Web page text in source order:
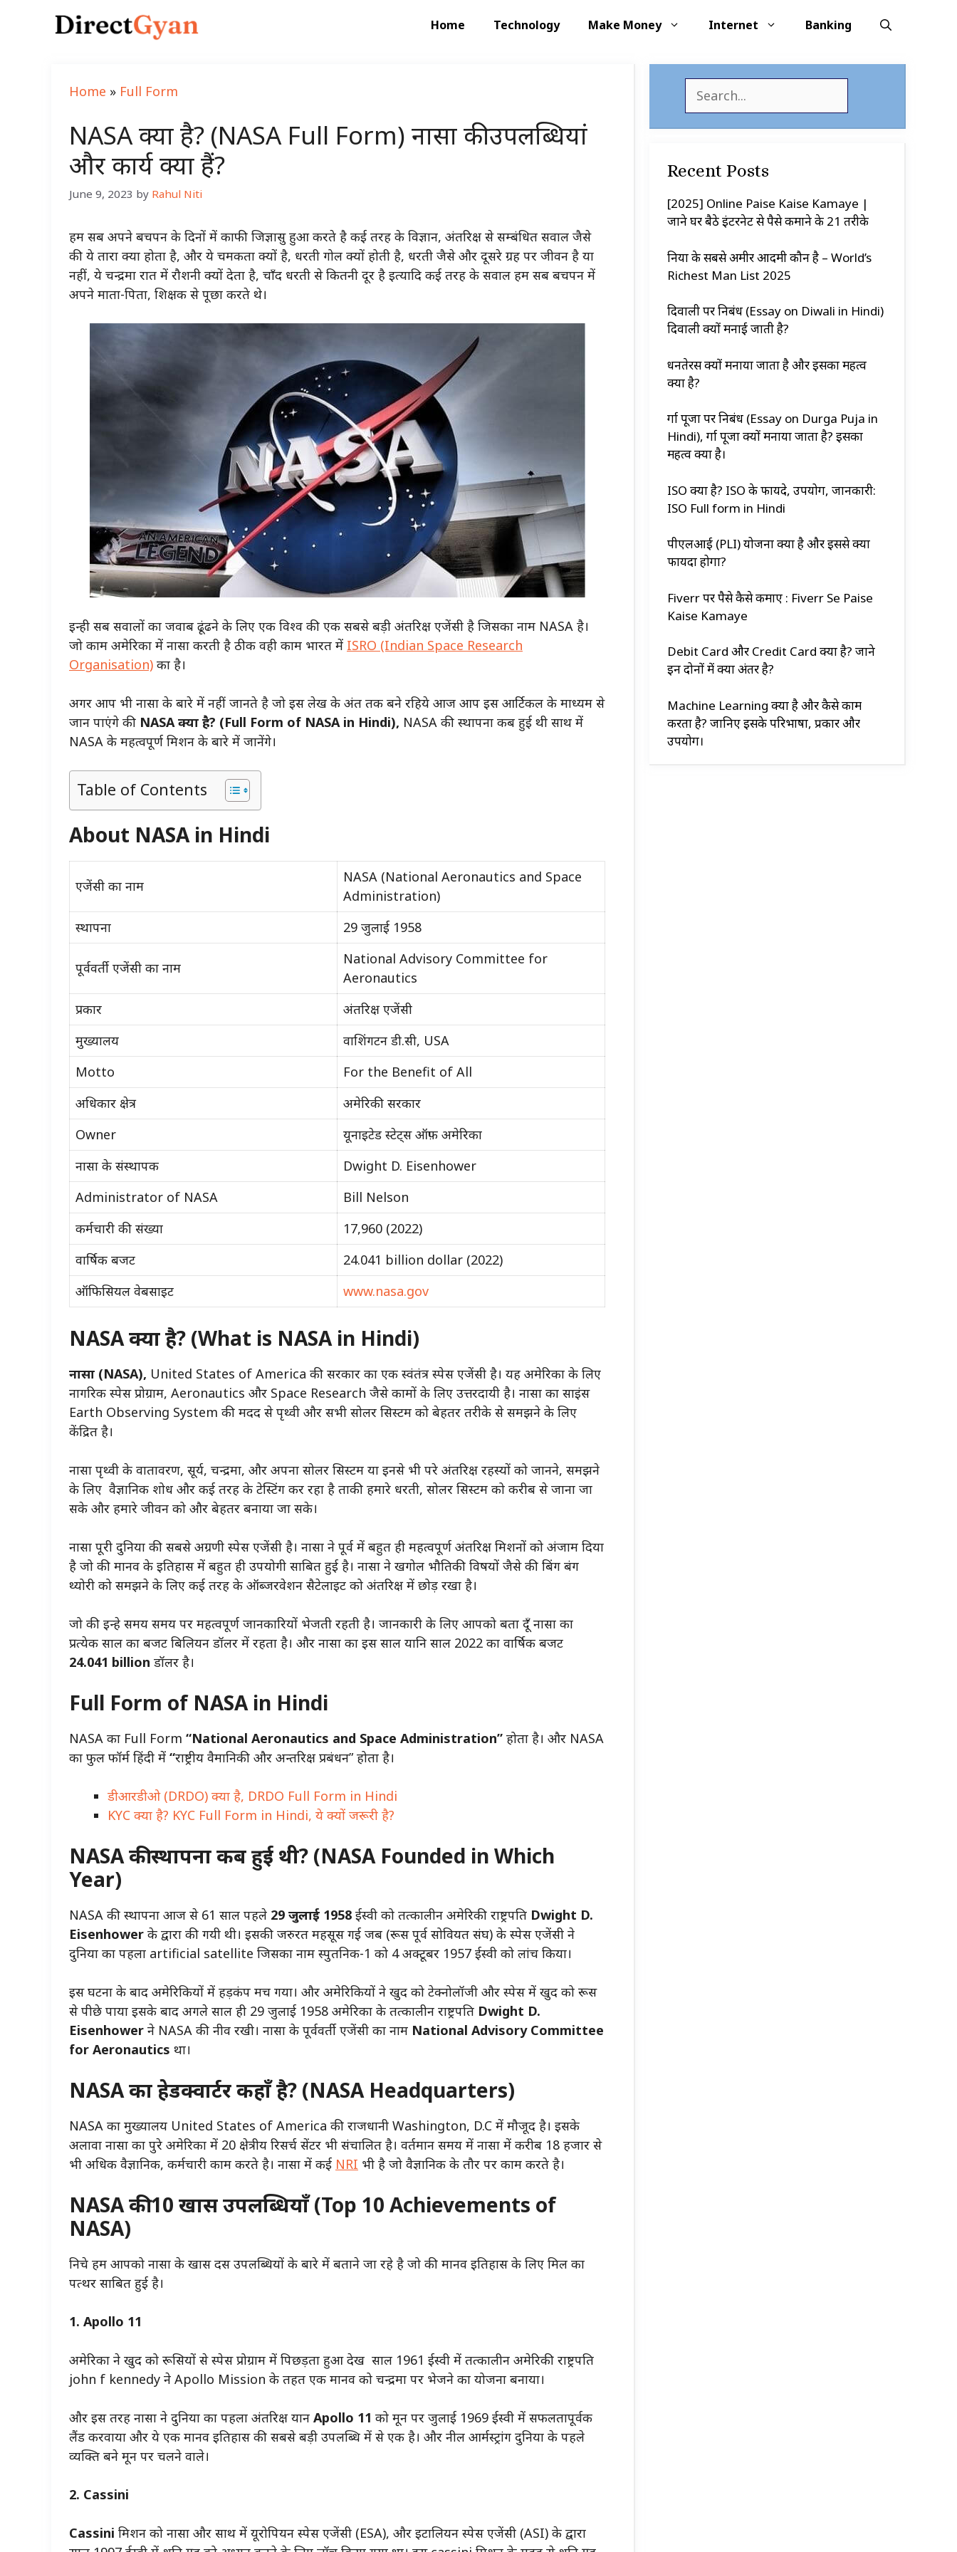
Home Technology Make Money Internet Banking
Home » Full Form
NASA क्या है? (NASA Full Form) नासा की उपलब्धियां
और कार्य क्या हैं?
June 9, 2023 by Rahul Niti
हम सब अपने बचपन के दिनों में काफी जिज्ञासु हुआ करते है कई तरह के विज्ञान, अंतरिक्ष से सम्बंधित सवाल जैसे
की ये तारा क्या होता है, और ये चमकता क्यों है, धरती गोल क्यों होती है, धरती जैसे और दूसरे ग्रह पर जीवन है या
नहीं, ये चन्द्रमा रात में रौशनी क्यों देता है, चाँद धरती से कितनी दूर है इत्यादि कई तरह के सवाल हम सब बचपन में
अपने माता-पिता, शिक्षक से पूछा करते थे।
इन्ही सब सवालों का जवाब ढूंढने के लिए एक विश्व की एक सबसे बड़ी अंतरिक्ष एजेंसी है जिसका नाम NASA है।
जो काम अमेरिका में नासा करती है ठीक वही काम भारत में ISRO (Indian Space Research
Organisation) का है।
अगर आप भी नासा के बारे में नहीं जानते है जो इस लेख के अंत तक बने रहिये आज आप इस आर्टिकल के माध्यम से
जान पाएंगे की NASA क्या है? (Full Form of NASA in Hindi), NASA की स्थापना कब हुई थी साथ में
NASA के महत्वपूर्ण मिशन के बारे में जानेंगे।
Table of Contents
About NASA in Hindi
एजेंसी का नाम
NASA (National Aeronautics and Space
Administration)
स्थापना
29 जुलाई 1958
पूर्ववर्ती एजेंसी का नाम
National Advisory Committee for
Aeronautics
प्रकार
अंतरिक्ष एजेंसी
मुख्यालय
वाशिंगटन डी.सी, USA
Motto
For the Benefit of All
अधिकार क्षेत्र
अमेरिकी सरकार
Owner
यूनाइटेड स्टेट्स ऑफ़ अमेरिका
नासा के संस्थापक
Dwight D. Eisenhower
‎Administrator of NASA
Bill Nelson
कर्मचारी की संख्या
17,960 (2022)
वार्षिक बजट
24.041 billion dollar (2022)
ऑफिसियल वेबसाइट
www.nasa.gov
NASA क्या है? (What is NASA in Hindi)
नासा (NASA), United States of America की सरकार का एक स्वंतंत्र स्पेस एजेंसी है। यह अमेरिका के लिए
नागरिक स्पेस प्रोग्राम, Aeronautics और Space Research जैसे कामों के लिए उत्तरदायी है। नासा का साइंस
Earth Observing System की मदद से पृथ्वी और सभी सोलर सिस्टम को बेहतर तरीके से समझने के लिए
केंद्रित है।
नासा पृथ्वी के वातावरण, सूर्य, चन्द्रमा, और अपना सोलर सिस्टम या इनसे भी परे अंतरिक्ष रहस्यों को जानने, समझने
के लिए वैज्ञानिक शोध और कई तरह के टेस्टिंग कर रहा है ताकी हमारे धरती, सोलर सिस्टम को करीब से जाना जा
सके और हमारे जीवन को और बेहतर बनाया जा सके।
नासा पूरी दुनिया की सबसे अग्रणी स्पेस एजेंसी है। नासा ने पूर्व में बहुत ही महत्वपूर्ण अंतरिक्ष मिशनों को अंजाम दिया
है जो की मानव के इतिहास में बहुत ही उपयोगी साबित हुई है। नासा ने खगोल भौतिकी विषयों जैसे की बिंग बंग
थ्योरी को समझने के लिए कई तरह के ऑब्जरवेशन सैटेलाइट को अंतरिक्ष में छोड़ रखा है।
जो की इन्हे समय समय पर महत्वपूर्ण जानकारियों भेजती रहती है। जानकारी के लिए आपको बता दूँ नासा का
प्रत्येक साल का बजट बिलियन डॉलर में रहता है। और नासा का इस साल यानि साल 2022 का वार्षिक बजट
24.041 billion डॉलर है।
Full Form of NASA in Hindi
NASA का Full Form “National Aeronautics and Space Administration” होता है। और NASA
का फुल फॉर्म हिंदी में “राष्ट्रीय वैमानिकी और अन्तरिक्ष प्रबंधन” होता है।
डीआरडीओ (DRDO) क्या है, DRDO Full Form in Hindi
KYC क्या है? KYC Full Form in Hindi, ये क्यों जरूरी है?
NASA की स्थापना कब हुई थी? (NASA Founded in Which
Year)
NASA की स्थापना आज से 61 साल पहले 29 जुलाई 1958 ईस्वी को तत्कालीन अमेरिकी राष्ट्रपति Dwight D.
Eisenhower के द्वारा की गयी थी। इसकी जरुरत महसूस गई जब (रूस पूर्व सोवियत संघ) के स्पेस एजेंसी ने
दुनिया का पहला artificial satellite जिसका नाम स्पुतनिक-1 को 4 अक्टूबर 1957 ईस्वी को लांच किया।
इस घटना के बाद अमेरिकियों में हड़कंप मच गया। और अमेरिकियों ने खुद को टेक्नोलॉजी और स्पेस में खुद को रूस
से पीछे पाया इसके बाद अगले साल ही 29 जुलाई 1958 अमेरिका के तत्कालीन राष्ट्रपति Dwight D.
Eisenhower ने NASA की नीव रखी। नासा के पूर्ववर्ती एजेंसी का नाम National Advisory Committee
for Aeronautics था।
NASA का हेडक्वार्टर कहाँ है? (NASA Headquarters)
NASA का मुख्यालय United States of America की राजधानी Washington, D.C में मौजूद है। इसके
अलावा नासा का पुरे अमेरिका में 20 क्षेत्रीय रिसर्च सेंटर भी संचालित है। वर्तमान समय में नासा में करीब 18 हजार से
भी अधिक वैज्ञानिक, कर्मचारी काम करते है। नासा में कई NRI भी है जो वैज्ञानिक के तौर पर काम करते है।
NASA की 10 खास उपलब्धियाँ (Top 10 Achievements of
NASA)
निचे हम आपको नासा के खास दस उपलब्धियों के बारे में बताने जा रहे है जो की मानव इतिहास के लिए मिल का
पत्थर साबित हुई है।
1. Apollo 11
अमेरिका ने खुद को रूसियों से स्पेस प्रोग्राम में पिछड़ता हुआ देख साल 1961 ईस्वी में तत्कालीन अमेरिकी राष्ट्रपति
john f kennedy ने Apollo Mission के तहत एक मानव को चन्द्रमा पर भेजने का योजना बनाया।
और इस तरह नासा ने दुनिया का पहला अंतरिक्ष यान Apollo 11 को मून पर जुलाई 1969 ईस्वी में सफलतापूर्वक
लैंड करवाया और ये एक मानव इतिहास की सबसे बड़ी उपलब्धि में से एक है। और नील आर्मस्ट्रांग दुनिया के पहले
व्यक्ति बने मून पर चलने वाले।
2. Cassini
Cassini मिशन को नासा और साथ में यूरोपियन स्पेस एजेंसी (ESA), और इटालियन स्पेस एजेंसी (ASI) के द्वारा
h
Recent Posts
[2025] Online Paise Kaise Kamaye |
जाने घर बैठे इंटरनेट से पैसे कमाने के 21 तरीके
दुनिया के सबसे अमीर आदमी कौन है – World’s
Richest Man List 2025
दिवाली पर निबंध (Essay on Diwali in Hindi)
दिवाली क्यों मनाई जाती है?
धनतेरस क्यों मनाया जाता है और इसका महत्व
क्या है?
दुर्गा पूजा पर निबंध (Essay on Durga Puja in
Hindi), दुर्गा पूजा क्यों मनाया जाता है? इसका
महत्व क्या है।
ISO क्या है? ISO के फायदे, उपयोग, जानकारी:
ISO Full form in Hindi
पीएलआई (PLI) योजना क्या है और इससे क्या
फायदा होगा?
Fiverr पर पैसे कैसे कमाए : Fiverr Se Paise
Kaise Kamaye
Debit Card और Credit Card क्या है? जाने
इन दोनों में क्या अंतर है?
Machine Learning क्या है और कैसे काम
करता है? जानिए इसके परिभाषा, प्रकार और
उपयोग।